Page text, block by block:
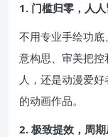
1. 门槛归零，人
不用专业手绘功
意构思、审美把
人，还是动漫爱
的动画作品。
2. 极致提效，周